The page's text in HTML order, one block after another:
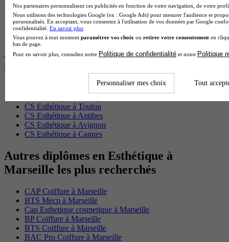
Autres villes proches de Marseille où
faire son CS Esthétique
CS Esthétique à Montpellier
CS Esthétique à Toulon
CS Esthétique à Antibes
CS Esthétique à Avignon
CS Esthétique à Cannes
Autres diplômes en Esthétique à
Marseille les plus recherchés
CAP Coiffure à Marseille
BTS Mecp à Marseille
Cap Esthetique cosmetique à Marseille
BP Coiffure à Marseille
BTS Coiffure à Marseille
BAC Pro Coiffure à Marseille
Nos partenaires personnalisent ces publicités en fonction de votre navigation, de votre
Nous utilisons des technologies Google (ex : Google Ads) pour mesurer l'audience et
personnalisés. En acceptant, vous consentez à l'utilisation de vos données par Google
confidentialité. En savoir plus
Vous pouvez à tout moment paramétrer vos choix ou retirer votre consentement en
bas de page.
Pour en savoir plus, consultez notre Politique de confidentialité et notre Politique
Personnaliser mes choix Tout